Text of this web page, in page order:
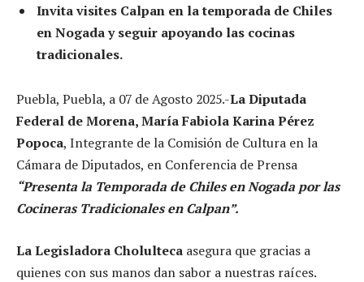
Invita visites Calpan en la temporada de Chiles
en Nogada y seguir apoyando las cocinas
tradicionales.
Puebla, Puebla, a 07 de Agosto 2025.-La Diputada
Federal de Morena, María Fabiola Karina Pérez
Popoca, Integrante de la Comisión de Cultura en la
Cámara de Diputados, en Conferencia de Prensa
“Presenta la Temporada de Chiles en Nogada por las
Cocineras Tradicionales en Calpan”.
La Legisladora Cholulteca asegura que gracias a
quienes con sus manos dan sabor a nuestras raíces.